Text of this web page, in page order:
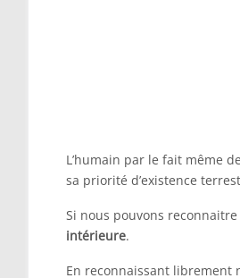
L’humain par le fait même
sa priorité d’existence
Si nous pouvons
intérieure.
En reconnaissant librement